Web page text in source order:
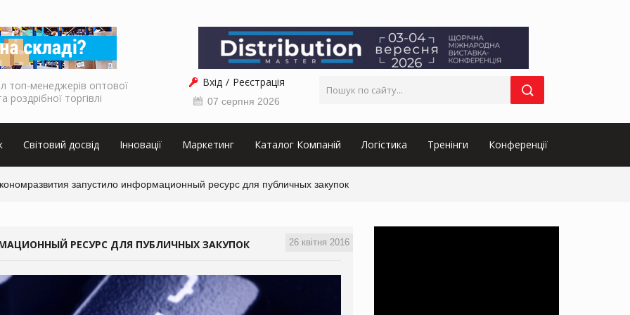
топ-менеджерів оптової
роздрібної торгівлі
Вхід Реєстрація
07 серпня 2026
Світовий досвід Інновації Маркетинг Каталог Компаній Логістика Тренінги Конференції
запустило информационный ресурс для публичных закупок
26 квітня 2016
РЕСУРС ДЛЯ ПУБЛИЧНЫХ ЗАКУПОК